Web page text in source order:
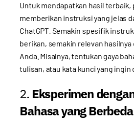
Untuk mendapatkan hasil terbaik,
memberikan instruksi yang jelas
ChatGPT. Semakin spesifik
berikan, semakin relevan
Anda. Misalnya, tentukan gaya
tulisan, atau kata kunci yang ingin
2. Eksperimen
Bahasa yang Berbeda